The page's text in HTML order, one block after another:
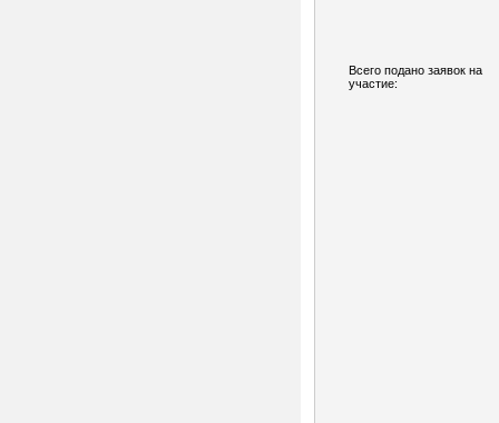
Всего подано заявок на
участие: